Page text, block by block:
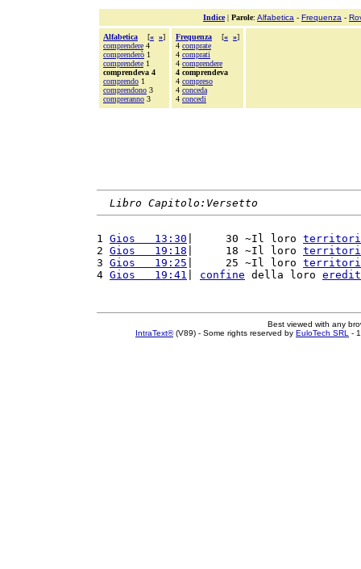
Indice| Parole: Alfabetica - Frequenza -
Alfabetica [« »]
comprendere 4
comprenderò 1
comprendete 1
comprendeva 4
comprendo 1
comprendono 3
compreranno 3
Frequenza [« »]
4 comprate
4 comprati
4 comprendere
4 comprendeva
4 compreso
4 conceda
4 concedi
Libro Capitolo:Versetto
1 Gios   13:30 |     30 ~Il loro
2 Gios   19:18 |     18 ~Il loro
3 Gios   19:25 |     25 ~Il loro
4 Gios   19:41 confine della loro
Best viewed with any
IntraText®(V89) - Some rights reserved by EuloTech SRL -